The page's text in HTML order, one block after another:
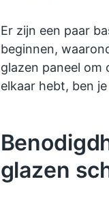
Er zijn een paar
beginnen,
glazen paneel om
elkaar hebt, ben
glazen